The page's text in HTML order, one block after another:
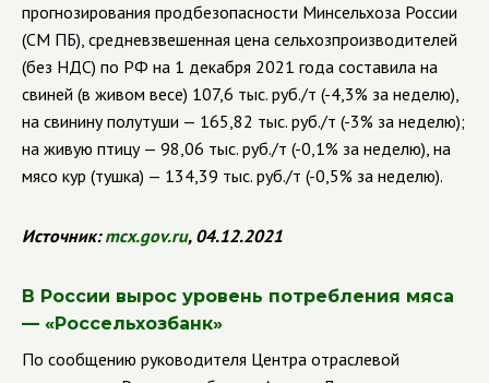
прогнозирования продбезопасности Минсельхоза России
(СМ ПБ), средневзвешенная цена сельхозпроизводителей
(без НДС) по РФ на 1 декабря 2021 года составила на
свиней (в живом весе) 107,6 тыс. руб./т (-4,3% за неделю),
на свинину полутуши — 165,82 тыс. руб./т (-3% за неделю);
на живую птицу — 98,06 тыс. руб./т (-0,1% за неделю), на
мясо кур (тушка) — 134,39 тыс. руб./т (-0,5% за неделю).
Источник:mcx.gov.ru, 04.12.2021
В России вырос уровень потребления мяса
— «Россельхозбанк»
По сообщению руководителя Центра отраслевой